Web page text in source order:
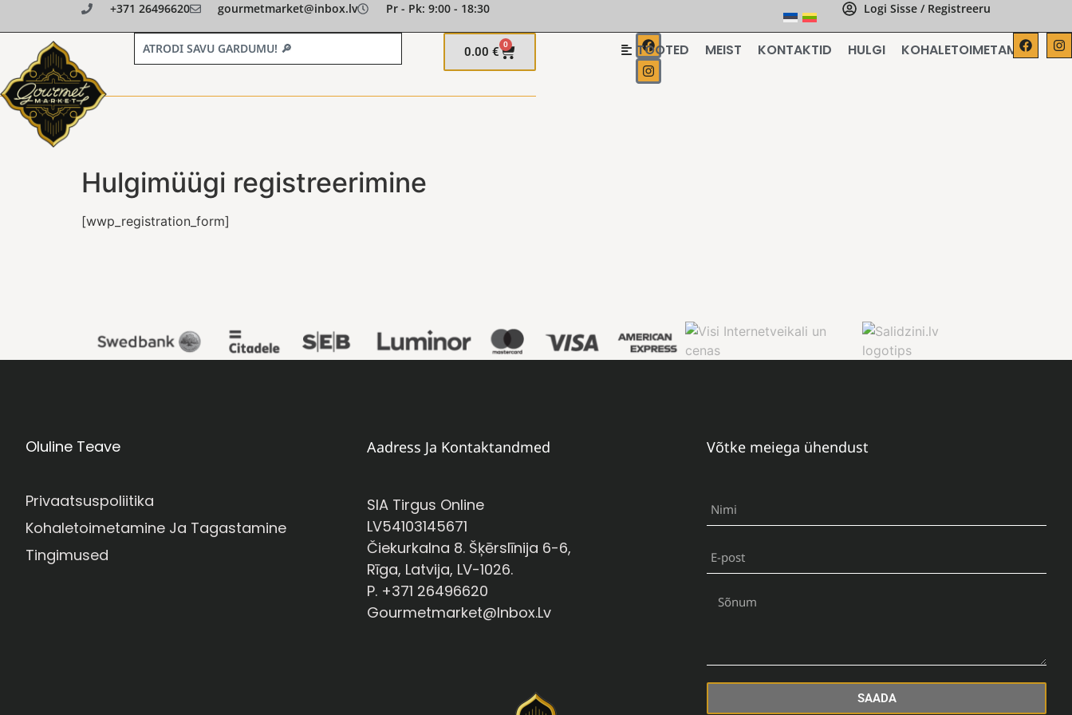
+371 26496620 gourmetmarket@inbox.lv Pr - Pk: 9:00 - 18:30 Logi Sisse / Registreeru
0.00 € 0 TOOTED MEIST KONTAKTID HULGI KOHALETOIMETAMINE
Hulgimüügi registreerimine
[wwp_registration_form]
Oluline Teave
Privaatsuspoliitika
Kohaletoimetamine Ja Tagastamine
Tingimused
Aadress Ja Kontaktandmed
SIA Tirgus Online
LV54103145671
Čiekurkalna 8. Šķērslīnija 6-6,
Rīga, Latvija, LV-1026.
P. +371 26496620
Gourmetmarket@inbox.lv
Võtke meiega ühendust
SAADA